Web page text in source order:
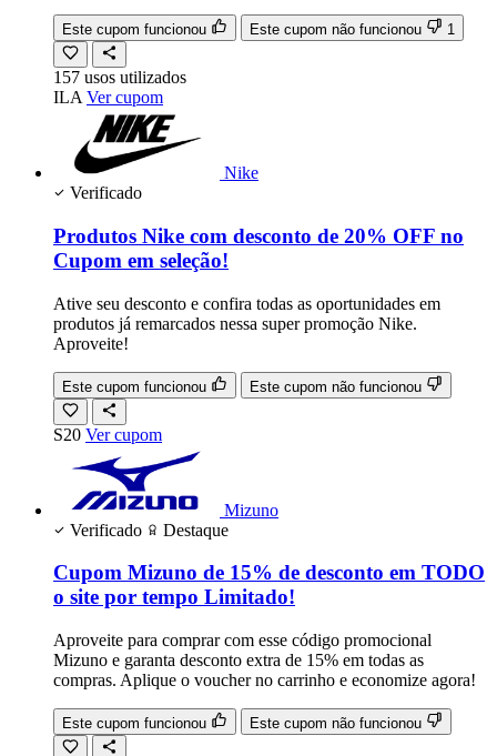
Este cupom funcionou Este cupom não funcionou 1
157 usos utilizados
ILA Ver cupom
Nike
Verificado
Produtos Nike com desconto de 20% OFF no
Cupom em seleção!
Ative seu desconto e confira todas as oportunidades em
produtos já remarcados nessa super promoção Nike.
Aproveite!
Este cupom funcionou Este cupom não funcionou
S20 Ver cupom
Mizuno
Verificado
Destaque
Cupom Mizuno de 15% de desconto em TODO
o site por tempo Limitado!
Aproveite para comprar com esse código promocional
Mizuno e garanta desconto extra de 15% em todas as
compras. Aplique o voucher no carrinho e economize agora!
Este cupom funcionou Este cupom não funcionou